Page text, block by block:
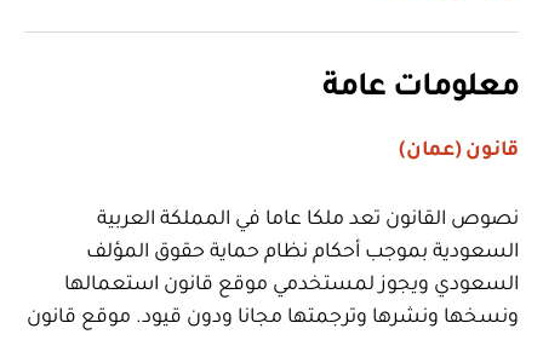
معلومات عامة
قانون (عمان)
نصوص القانون تعد ملكا عاما في المملكة العربية
السعودية بموجب أحكام نظام حماية حقوق المؤلف
السعودي ويجوز لمستخدمي موقع قانون استعمالها
ونسخها ونشرها وترجمتها مجانا ودون قيود. موقع قانون